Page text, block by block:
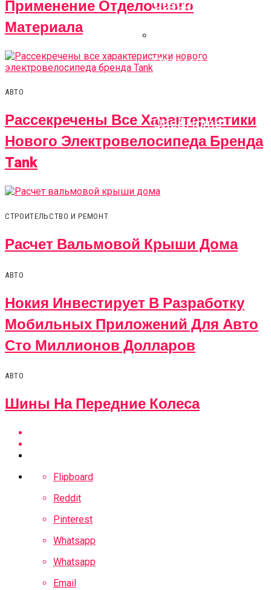
Прямой Диван:
One&Home
Применение Отделочного
Материала
АВТО
Рассекречены Все Характеристики
Нового Электровелосипеда Бренда
Tank
СТРОИТЕЛЬСТВО И РЕМОНТ
Расчет Вальмовой Крыши Дома
АВТО
Нокия Инвестирует В Разработку
Мобильных Приложений Для Авто
Сто Миллионов Долларов
АВТО
Шины На Передние Колеса
Flipboard
Reddit
Pinterest
Whatsapp
Whatsapp
Email